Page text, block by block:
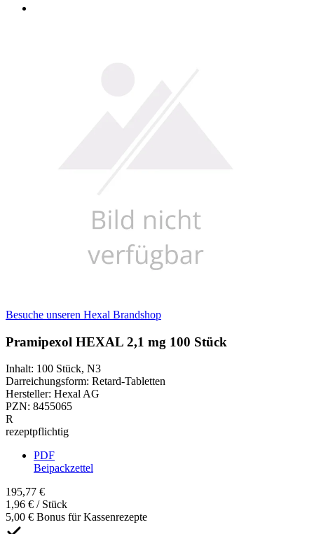
Besuche unseren Hexal Brandshop
Pramipexol HEXAL 2,1 mg 100 Stück
Inhalt: 100 Stück, N3
Darreichungsform: Retard-Tabletten
Hersteller: Hexal AG
PZN: 8455065
R
rezeptpflichtig
PDF
Beipackzettel
195,77 €
1,96 € / Stück
5,00 € Bonus für Kassenrezepte